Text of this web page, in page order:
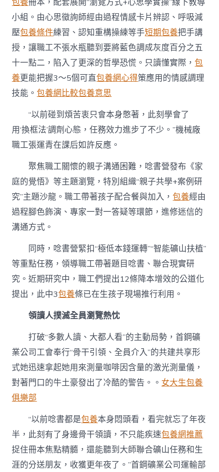
小組。由心思徵詢師經由過程情感卡片辨認、呼吸減
壓包養條件練習、認知重構操練等手短期包養把手講
授，讓職工不張水瓶聽到要將藍色調成灰度百分之五
十一點二，陷入了更深的哲學恐慌。只讀懂實際，包
養更能把握3～5個可直包養網心得策應用的情感調理
技能。包養網比較包養意思
“以前碰到煩苦衷只會本身憋著，此刻學會了
用‘換框法’調劑心態，任務效力進步了不少。”機械廠
職工張運青在課后如許反應。
聚焦職工關懷的親子溝通困難，唸書營發布《家
庭的覺悟》等主題瀏覽，特別組織“親子共學+案例研
究”主題沙龍。職工帶著孩子配合餐與加入，包養經由
過程腳色飾演、專家一對一答疑等環節，進修迷信的
溝通方式。
同時，唸書營緊扣“極低本錢運轉”“智能礦山扶植”
等重點任務，領導職工帶著題目唸書、聯合現實研
究。近期研究中，職工們提出12條降本增效的公道化
提出，此中3包養條已在生孩子現場推行利用。
領讀人撲滅全員瀏覽熱忱
打破“多數人讀、大都人看”的主動局勢，首鋼礦
業公司工會奉行“骨干引領、全員介入”的共建共享形
式她迅速拿起她用來測量咖啡因含量的激光測量儀，
對著門口的牛土豪發出了冷酷的警告。。 女大生包養
俱樂部
“以前唸書都是包養本身悶頭看，看完就忘了年夜
半，此刻有了身邊骨干領讀，不只能疾速包養網推薦
捉住冊本焦點精髓，還能聽到大師聯合礦山任務和生
涯的分送朋友，收獲更年夜了。”首鋼礦業公司運輸部